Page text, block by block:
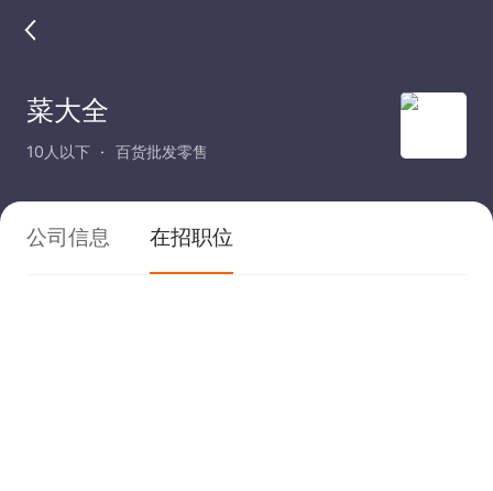
菜大全
10人以下 百货批发零售
公司信息 在招职位